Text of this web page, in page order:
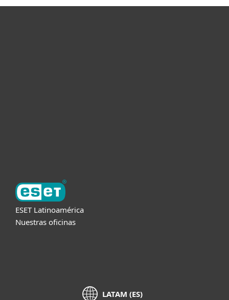
ESET Latinoamérica
Nuestras oficinas
LATAM (ES)